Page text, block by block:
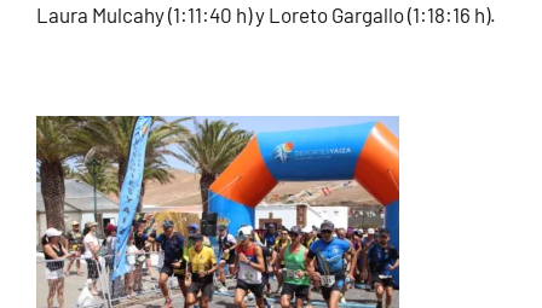
Laura Mulcahy (1:11:40 h) y Loreto Gargallo (1:18:16 h).